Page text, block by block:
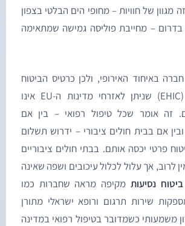
של חוויות – מחופי הים הבלטי בצפון
– מחייבת פוליסה גמישה שמתאימה
האירופי, ולכן כרטיס הביטוח
הרפואי האירופי (EHIC) שניתן לאזרחי מדינות ה-EU אינו
אומר שכל טיפול רפואי – בין אם
בבית חולים ציבורי – ידרוש תשלום
יכסה אותם. בבתי חולים ציבוריים
אך עלול לכלול עיכובים ושפה שאינה
מקיפה מראה שחברות כמו
תרגום ורופא ישראלי מתורן
משמעותי כשמדובר בטיפול רפואי במדינה